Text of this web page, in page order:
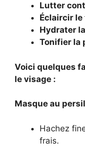
Lutter
Éclaircir
Hydrater
Tonifier la
Voici quelques
le visage :
Masque au
Hachez
frais.